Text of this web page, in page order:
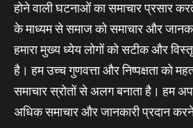
होने वाली घटनाओं का समाचार प्रसार
के माध्यम से समाज को समाचार और
हमारा मुख्य ध्येय लोगों को सटीक और
है। हम उच्च गुणवत्ता और निष्पक्षता को
समाचार स्रोतों से अलग बनाता है। हम
अधिक समाचार और जानकारी प्रदान